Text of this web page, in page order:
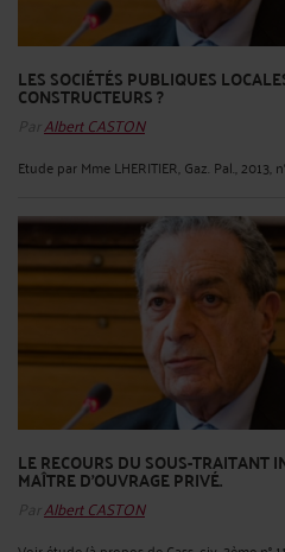
LES SOCIÉTÉS PUBLIQUES
CONSTRUCTEURS ?
ParAlbert CASTON
Etude par Mme LHERITIER, Gaz. Pal., 2013,
LE RECOURS DU SOUS-TRAITANT
MAÎTRE D'OUVRAGE PRIVÉ.
ParAlbert CASTON